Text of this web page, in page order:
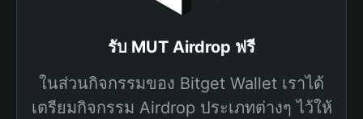
รับ MUT Airdrop ฟรี
ในส่วนกิจกรรมของ Bitget Wallet เราได้
เตรียมกิจกรรม Airdrop ประเภทต่างๆ ไว้ให้